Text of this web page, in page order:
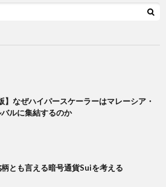
】なぜハイパースケーラーはマレーシア・
ルに集結するのか
柄とも言える暗号通貨Suiを考える